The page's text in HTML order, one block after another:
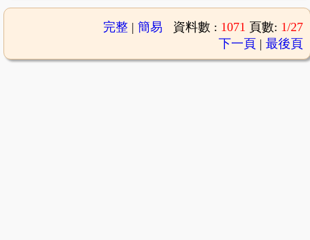
完整| 簡易 資料數 : 1071 頁數: 1/27
下一頁 | 最後頁